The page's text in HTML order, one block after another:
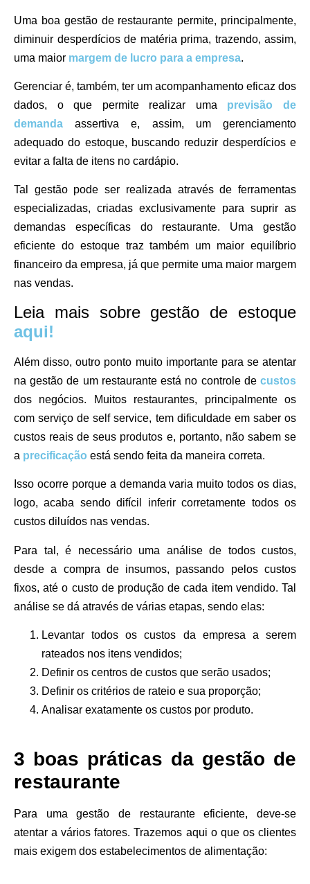
Uma boa gestão de restaurante permite, principalmente,
diminuir desperdícios de matéria prima, trazendo, assim,
uma maior margem de lucro para a empresa.
Gerenciar é, também, ter um acompanhamento eficaz dos
dados, o que permite realizar uma previsão de
demanda assertiva e, assim, um gerenciamento
adequado do estoque, buscando reduzir desperdícios e
evitar a falta de itens no cardápio.
Tal gestão pode ser realizada através de ferramentas
especializadas, criadas exclusivamente para suprir as
demandas específicas do restaurante. Uma gestão
eficiente do estoque traz também um maior equilíbrio
financeiro da empresa, já que permite uma maior margem
nas vendas.
Leia mais sobre gestão de estoque
aqui!
Além disso, outro ponto muito importante para se atentar
na gestão de um restaurante está no controle de custos
dos negócios. Muitos restaurantes, principalmente os
com serviço de self service, tem dificuldade em saber os
custos reais de seus produtos e, portanto, não sabem se
a precificação está sendo feita da maneira correta.
Isso ocorre porque a demanda varia muito todos os dias,
logo, acaba sendo difícil inferir corretamente todos os
custos diluídos nas vendas.
Para tal, é necessário uma análise de todos custos,
desde a compra de insumos, passando pelos custos
fixos, até o custo de produção de cada item vendido. Tal
análise se dá através de várias etapas, sendo elas:
Levantar todos os custos da empresa a serem
rateados nos itens vendidos;
Definir os centros de custos que serão usados;
Definir os critérios de rateio e sua proporção;
Analisar exatamente os custos por produto.
3 boas práticas da gestão de
restaurante
Para uma gestão de restaurante eficiente, deve-se
atentar a vários fatores. Trazemos aqui o que os clientes
mais exigem dos estabelecimentos de alimentação: